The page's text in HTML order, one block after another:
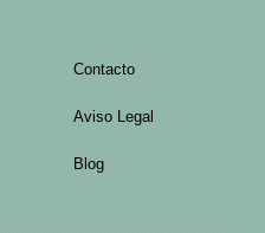
Contacto
Aviso Legal
Blog